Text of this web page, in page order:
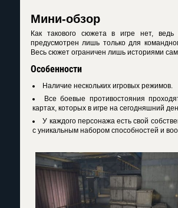
Мини-обзор
Как такового сюжета в игре нет, ведь
предусмотрен лишь только для
Весь сюжет ограничен лишь историями
Особенности
Наличие нескольких игровых режимов.
Все боевые противостояния
картах, которых в игре на сегодняшний
У каждого персонажа есть свой
с уникальным набором способностей и